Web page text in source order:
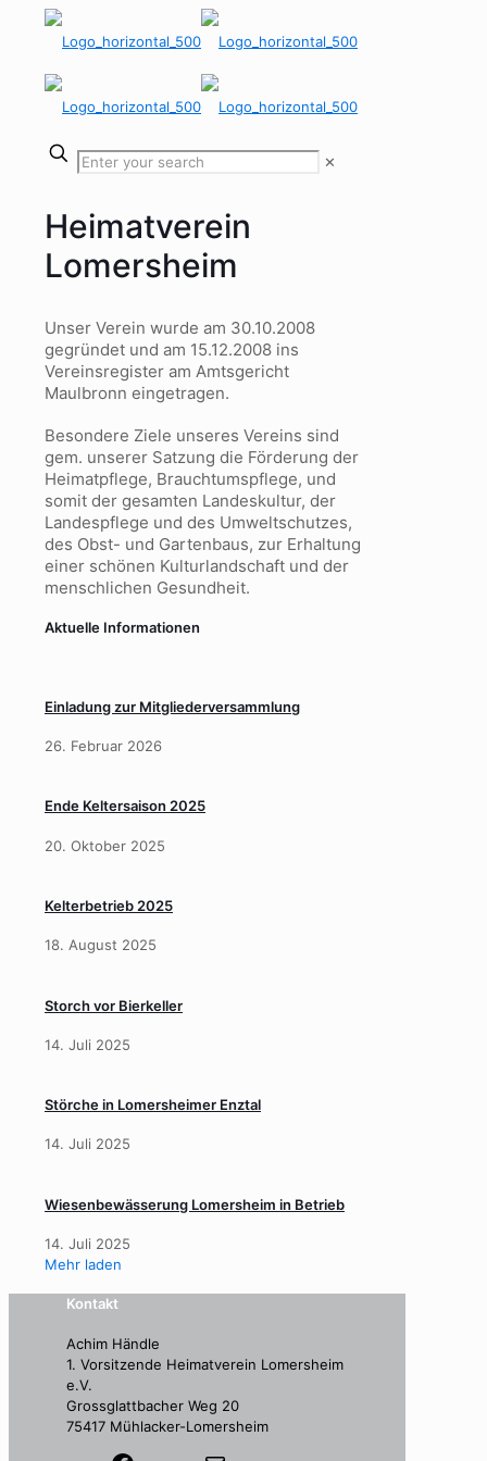
✕
Heimatverein
Lomersheim
Unser Verein wurde am 30.10.2008
gegründet und am 15.12.2008 ins
Vereinsregister am Amtsgericht
Maulbronn eingetragen.
Besondere Ziele unseres Vereins sind
gem. unserer Satzung die Förderung der
Heimatpflege, Brauchtumspflege, und
somit der gesamten Landeskultur, der
Landespflege und des Umweltschutzes,
des Obst- und Gartenbaus, zur Erhaltung
einer schönen Kulturlandschaft und der
menschlichen Gesundheit.
Aktuelle Informationen
Einladung zur Mitgliederversammlung
26. Februar 2026
Ende Keltersaison 2025
20. Oktober 2025
Kelterbetrieb 2025
18. August 2025
Storch vor Bierkeller
14. Juli 2025
Störche in Lomersheimer Enztal
14. Juli 2025
Wiesenbewässerung Lomersheim in Betrieb
14. Juli 2025
Mehr laden
Kontakt
Achim Händle
1. Vorsitzende Heimatverein Lomersheim
e.V.
Grossglattbacher Weg 20
75417 Mühlacker-Lomersheim